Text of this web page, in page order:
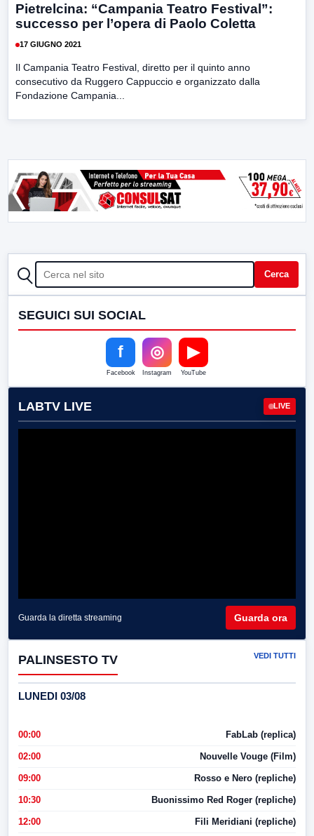
Pietrelcina: “Campania Teatro Festival”:
successo per l’opera di Paolo Coletta
17 GIUGNO 2021
Il Campania Teatro Festival, diretto per il quinto anno
consecutivo da Ruggero Cappuccio e organizzato dalla
Fondazione Campania...
CERCA Cerca
SEGUICI SUI SOCIAL
f
Facebook
◎
Instagram
▶
YouTube
LABTV LIVE LIVE
Guarda la diretta streaming Guarda ora
PALINSESTO TV VEDI TUTTI
LUNEDI 03/08
00:00 FabLab (replica)
02:00 Nouvelle Vouge (Film)
09:00 Rosso e Nero (repliche)
10:30 Buonissimo Red Roger (repliche)
12:00 Fili Meridiani (repliche)